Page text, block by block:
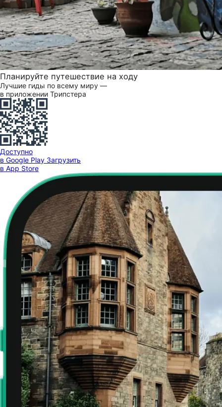
Планируйте путешествие на ходу
Лучшие гиды по всему миру —
в приложении Трипстера
Доступно
в Google Play Загрузить
в App Store